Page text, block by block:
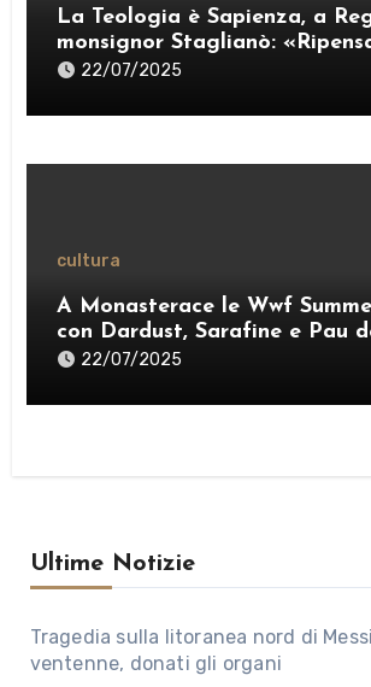
La Teologia è Sapienza, a
monsignor Staglianò:
pensiero per esercitare una
22/07/2025
cultura
A Monasterace le Wwf
con Dardust, Sarafine e Pau
22/07/2025
Ultime Notizie
Tragedia sulla litoranea nord di
ventenne, donati gli organi